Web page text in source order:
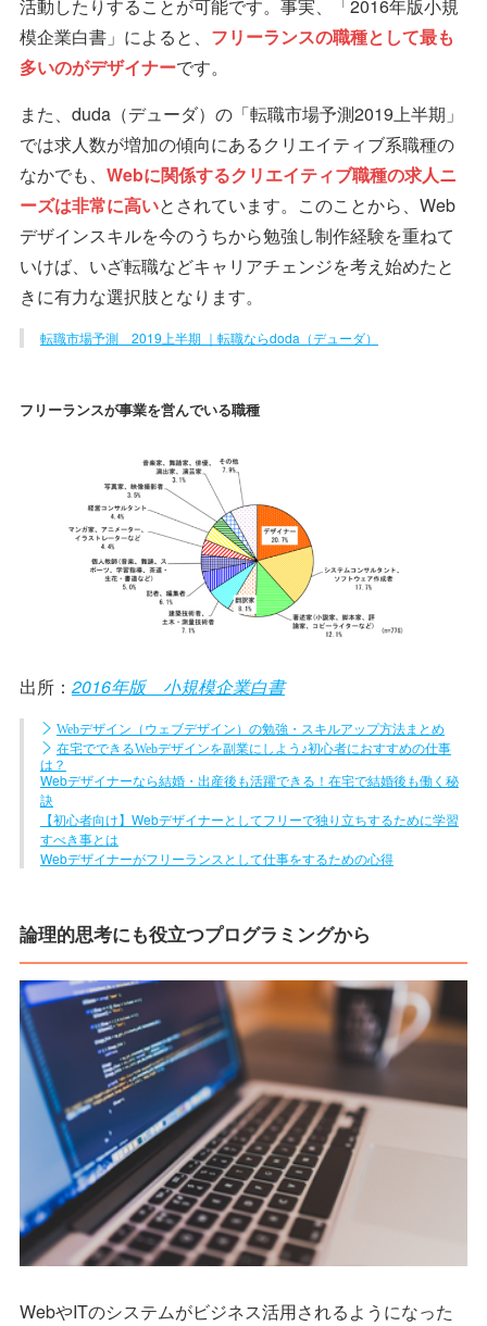
活動したりすることが可能です。事実、「2016年版小規
模企業白書」によると、 フリーランスの職種として最も
多いのがデザイナーです。
また、duda（デューダ）の「転職市場予測2019上半期」
では求人数が増加の傾向にあるクリエイティブ系職種の
なかでも、 Webに関係するクリエイティブ職種の求人ニ
ーズは非常に高いとされています。このことから、Web
デザインスキルを今のうちから勉強し制作経験を重ねて
いけば、いざ転職などキャリアチェンジを考え始めたと
きに有力な選択肢となります。
転職市場予測 2019上半期 ｜転職ならdoda（デューダ）
フリーランスが事業を営んでいる職種
出所：2016年版 小規模企業白書
Webデザイン（ウェブデザイン）の勉強・スキルアップ方法まとめ
在宅でできるWebデザインを副業にしよう♪初心者におすすめの仕事
は？
Webデザイナーなら結婚・出産後も活躍できる！在宅で結婚後も働く秘
訣
【初心者向け】Webデザイナーとしてフリーで独り立ちするために学習
すべき事とは
Webデザイナーがフリーランスとして仕事をするための心得
論理的思考にも役立つプログラミングから
WebやITのシステムがビジネス活用されるようになった